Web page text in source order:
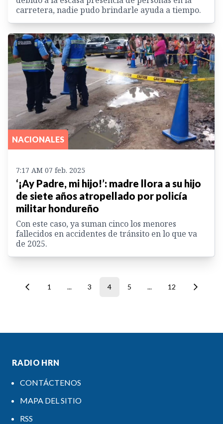
carretera, nadie pudo brindarle ayuda a tiempo.
NACIONALES
7:17 AM 07 feb. 2025
‘¡Ay Padre, mi hijo!’: madre llora a su hijo
de siete años atropellado por policía
militar hondureño
Con este caso, ya suman cinco los menores
fallecidos en accidentes de tránsito en lo que va
de 2025.
1 ... 3 4 5 ... 12
RADIO HRN
CONTÁCTENOS
MAPA DEL SITIO
RSS